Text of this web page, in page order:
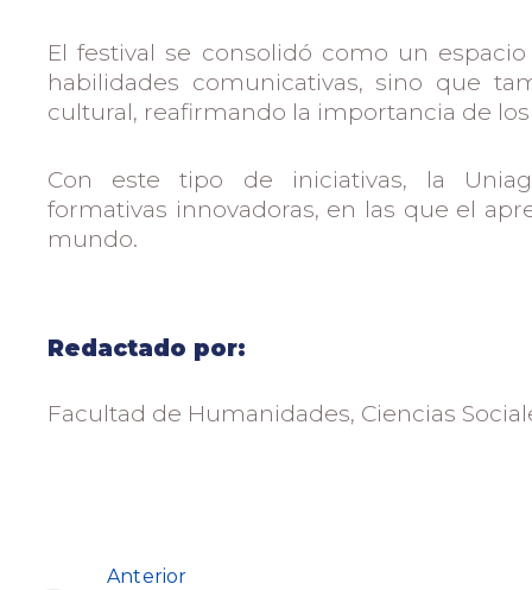
El festival se consolidó como un
habilidades comunicativas, sino que
cultural, reafirmando la importancia de
Con este tipo de iniciativas, la
formativas innovadoras, en las que el
mundo.
Redactado por:
Facultad de Humanidades, Ciencias
Anterior